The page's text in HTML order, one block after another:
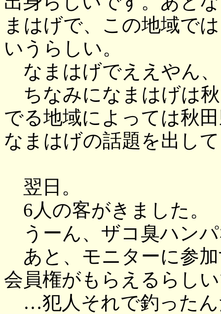
まはげで、この地域で
いうらしい。
なまはげでええやん
ちなみになまはげは
でる地域によっては秋
なまはげの話題を出し
翌日。
6人の客がきました。
うーん、ザコ臭ハン
あと、モニターに参
会員権がもらえるらし
…犯人それで釣ったん